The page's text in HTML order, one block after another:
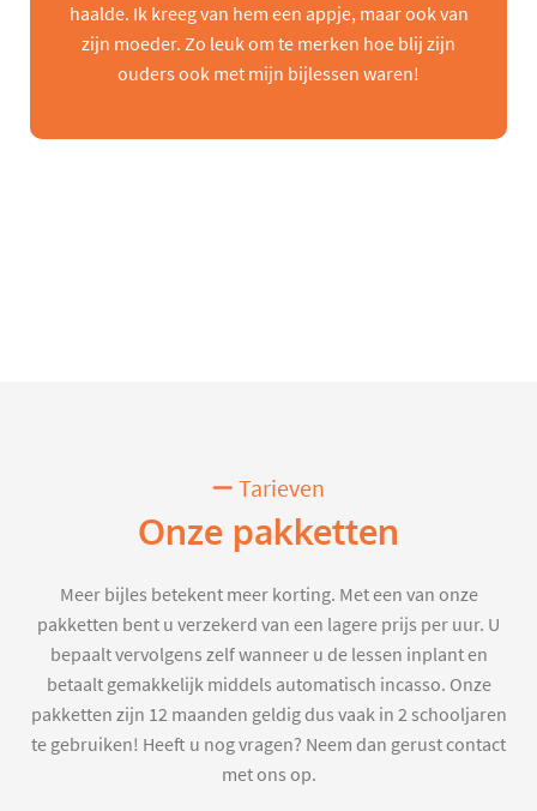
haalde. Ik kreeg van hem een appje, maar ook van
zijn moeder. Zo leuk om te merken hoe blij zijn
ouders ook met mijn bijlessen waren!
Tarieven
Onze pakketten
Meer bijles betekent meer korting. Met een van onze
pakketten bent u verzekerd van een lagere prijs per uur. U
bepaalt vervolgens zelf wanneer u de lessen inplant en
betaalt gemakkelijk middels automatisch incasso. Onze
pakketten zijn 12 maanden geldig dus vaak in 2 schooljaren
te gebruiken! Heeft u nog vragen? Neem dan gerust contact
met ons op.